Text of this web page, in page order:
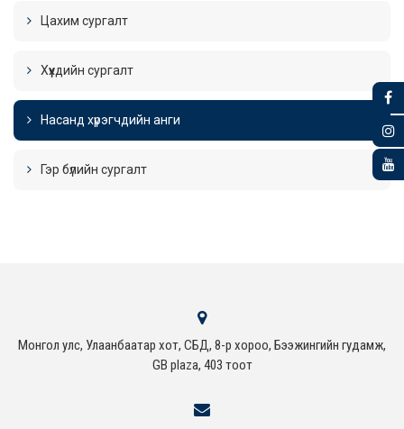
Цахим сургалт
Хүүхдийн сургалт
Насанд хүрэгчдийн анги
Гэр бүлийн сургалт
Монгол улс, Улаанбаатар хот, СБД, 8-р хороо, Бээжингийн гудамж,
GB plaza, 403 тоот